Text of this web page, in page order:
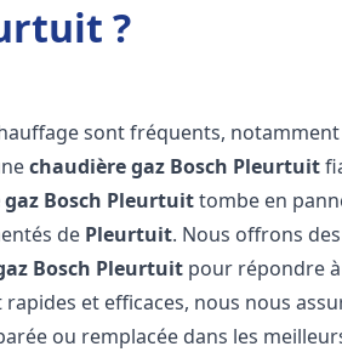
?
sont fréquents, notamment
chaudière gaz Bosch Pleurtuit
Bosch Pleurtuittombe en
de Pleurtuit. Nous offrons
Bosch Pleurtuit pour répondre
et efficaces, nous nous
ou remplacée dans les